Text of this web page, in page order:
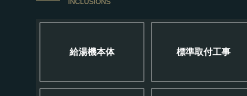
給湯機本体 標準取付工事